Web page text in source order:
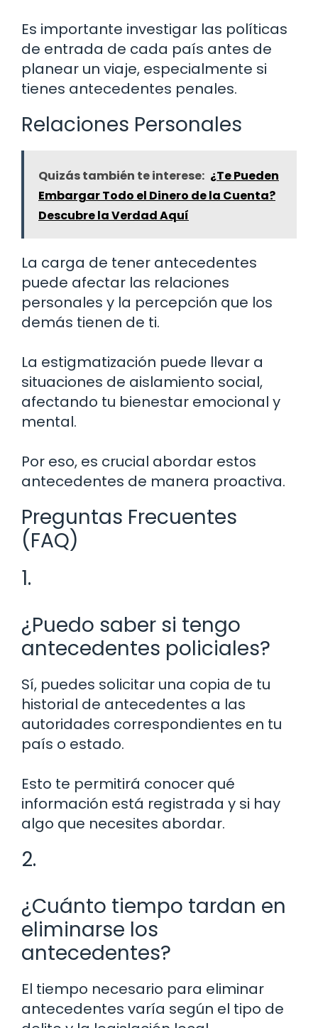
Es importante investigar las políticas
de entrada de cada país antes de
planear un viaje, especialmente si
tienes antecedentes penales.
Relaciones Personales
Quizás también te interese: ¿Te Pueden
Embargar Todo el Dinero de la Cuenta?
Descubre la Verdad Aquí
La carga de tener antecedentes
puede afectar las relaciones
personales y la percepción que los
demás tienen de ti.
La estigmatización puede llevar a
situaciones de aislamiento social,
afectando tu bienestar emocional y
mental.
Por eso, es crucial abordar estos
antecedentes de manera proactiva.
Preguntas Frecuentes
(FAQ)
1.
¿Puedo saber si tengo
antecedentes policiales?
Sí, puedes solicitar una copia de tu
historial de antecedentes a las
autoridades correspondientes en tu
país o estado.
Esto te permitirá conocer qué
información está registrada y si hay
algo que necesites abordar.
2.
¿Cuánto tiempo tardan en
eliminarse los
antecedentes?
El tiempo necesario para eliminar
antecedentes varía según el tipo de